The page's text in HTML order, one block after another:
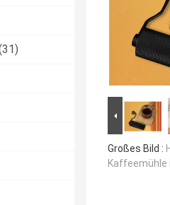
Großes Bild :
Kaffeemühle